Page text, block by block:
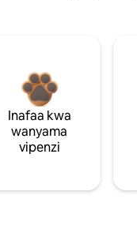
Inafaa kwa
wanyama
vipenzi